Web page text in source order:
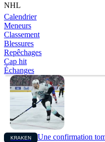
NHL
Calendrier
Meneurs
Classement
Blessures
Repêchages
Cap hit
Échanges
KRAKEN
Une confirmation